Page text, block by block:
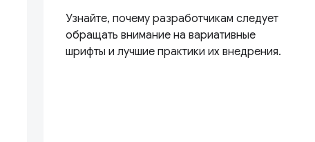
Узнайте, почему разработчикам следует
обращать внимание на вариативные
шрифты и лучшие практики их внедрения.